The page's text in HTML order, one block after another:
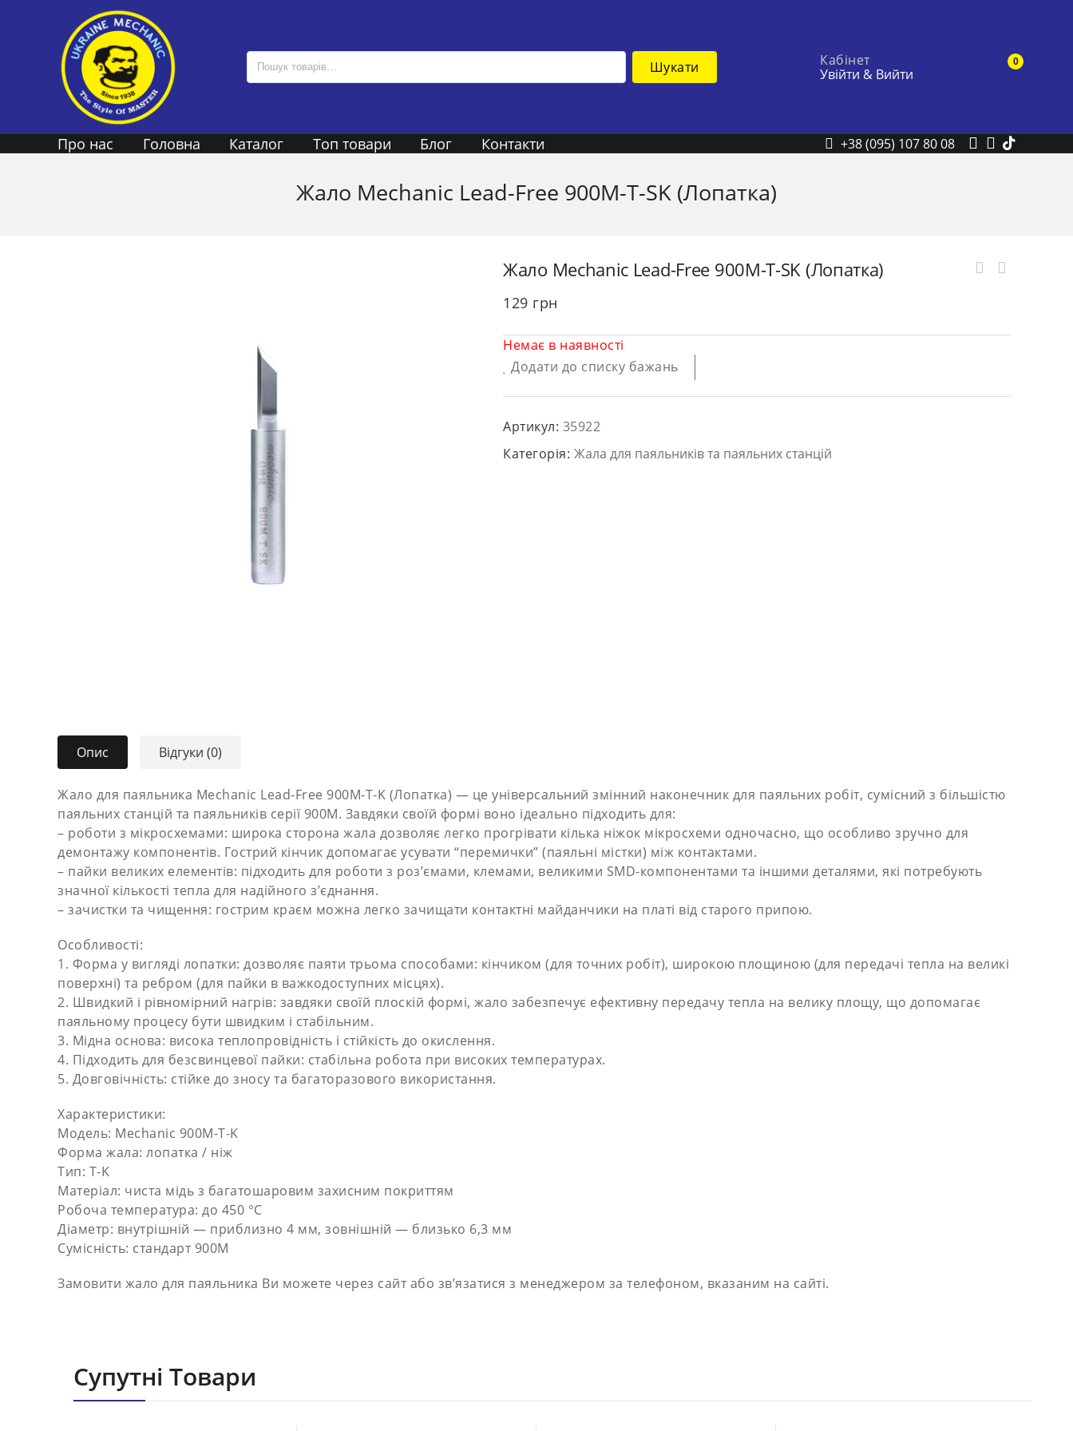
Шукати
Кабінет
Увійти & Вийти
0
Про нас Головна Каталог Топ товари Блог Контакти +38 (095) 107 80 08
Жало Mechanic Lead-Free 900M-T-SK (Лопатка)
Жало Mechanic Lead-Free 900M-T-SK (Лопатка)
129 грн
Немає в наявності
Додати до списку бажань
Артикул: 35922
Категорія: Жала для паяльників та паяльних станцій
Опис Відгуки (0)
Жало для паяльника Mechanic Lead-Free 900M-T-K (Лопатка) — це універсальний змінний наконечник для паяльних робіт, сумісний з більшістю
паяльних станцій та паяльників серії 900M. Завдяки своїй формі воно ідеально підходить для:
– роботи з мікросхемами: широка сторона жала дозволяє легко прогрівати кілька ніжок мікросхеми одночасно, що особливо зручно для
демонтажу компонентів. Гострий кінчик допомагає усувати “перемички” (паяльні містки) між контактами.
– пайки великих елементів: підходить для роботи з роз’ємами, клемами, великими SMD-компонентами та іншими деталями, які потребують
значної кількості тепла для надійного з’єднання.
– зачистки та чищення: гострим краєм можна легко зачищати контактні майданчики на платі від старого припою.
Особливості:
1. Форма у вигляді лопатки: дозволяє паяти трьома способами: кінчиком (для точних робіт), широкою площиною (для передачі тепла на великі
поверхні) та ребром (для пайки в важкодоступних місцях).
2. Швидкий і рівномірний нагрів: завдяки своїй плоскій формі, жало забезпечує ефективну передачу тепла на велику площу, що допомагає
паяльному процесу бути швидким і стабільним.
3. Мідна основа: висока теплопровідність і стійкість до окислення.
4. Підходить для безсвинцевої пайки: стабільна робота при високих температурах.
5. Довговічність: стійке до зносу та багаторазового використання.
Характеристики:
Модель: Mechanic 900M-T-K
Форма жала: лопатка / ніж
Тип: T-K
Матеріал: чиста мідь з багатошаровим захисним покриттям
Робоча температура: до 450 °C
Діаметр: внутрішній — приблизно 4 мм, зовнішній — близько 6,3 мм
Сумісність: стандарт 900M
Замовити жало для паяльника Ви можете через сайт або зв’язатися з менеджером за телефоном, вказаним на сайті.
Супутні Товари